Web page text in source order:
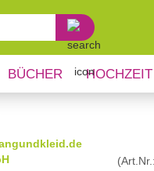
Suche...
BÜCHER HOCHZEIT
(Art.Nr.: